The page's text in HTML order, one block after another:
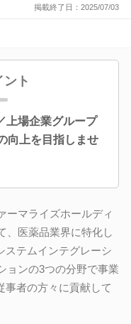
掲載終了日：2025/07/03
ント
上場企業グループ
向上を目指しませ
ーマライズホールディ
、医薬品業界に特化し
ステムインテグレーシ
ョンの3つの分野で事業
事者の方々に貢献して